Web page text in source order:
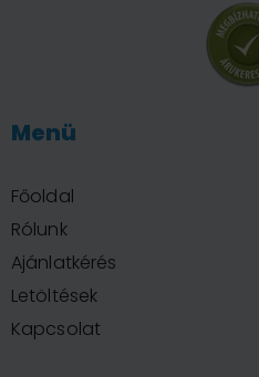
Menü
Főoldal
Rólunk
Ajánlatkérés
Letöltések
Kapcsolat